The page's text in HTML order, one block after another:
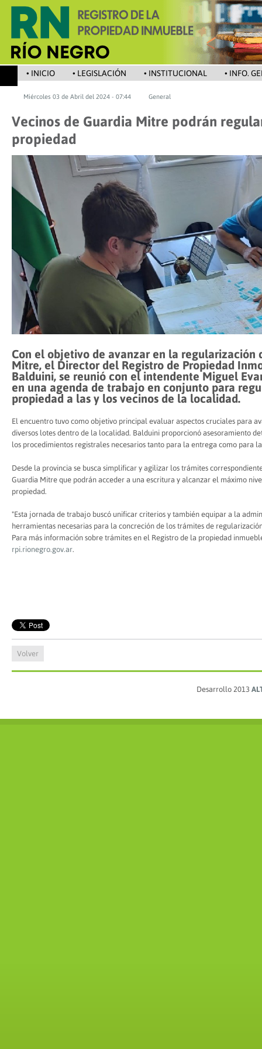
• INICIO • LEGISLACIÓN • INSTITUCIONAL • INFO.
Miércoles 03 de Abril del 2024 - 07:44 General
Vecinos de Guardia Mitre podrán
propiedad
Con el objetivo de avanzar en la regularización
Mitre, el Director del Registro de Propiedad
Balduini, se reunió con el intendente Miguel
en una agenda de trabajo en conjunto para
propiedad a las y los vecinos de la localidad.
El encuentro tuvo como objetivo principal evaluar aspectos cruciales para
diversos lotes dentro de la localidad. Balduini proporcionó asesoramiento
los procedimientos registrales necesarios tanto para la entrega como para
Desde la provincia se busca simplificar y agilizar los trámites
Guardia Mitre que podrán acceder a una escritura y alcanzar el máximo
propiedad.
"Esta jornada de trabajo buscó unificar criterios y también equipar a la
herramientas necesarias para la concreción de los trámites de
Para más información sobre trámites en el Registro de la propiedad
rpi.rionegro.gov.ar.
Volver
Desarrollo 2013